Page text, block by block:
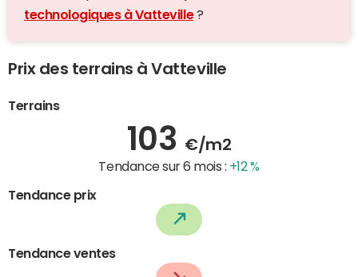
technologiques à Vatteville?
Prix des terrains à Vatteville
Terrains
103 €/m2
Tendance sur 6 mois : +12 %
Tendance prix
Tendance ventes